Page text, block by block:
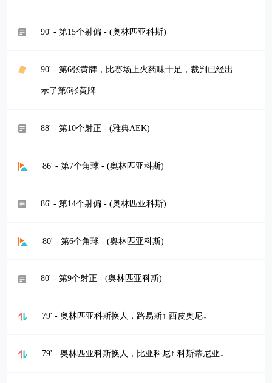
90' - 第15个射偏 - (奥林匹亚科斯)
90' - 第6张黄牌，比赛场上火药味十足，裁判已经出
示了第6张黄牌
88' - 第10个射正 - (雅典AEK)
86' - 第7个角球 - (奥林匹亚科斯)
86' - 第14个射偏 - (奥林匹亚科斯)
80' - 第6个角球 - (奥林匹亚科斯)
80' - 第9个射正 - (奥林匹亚科斯)
79' - 奥林匹亚科斯换人，路易斯↑ 西皮奥尼↓
79' - 奥林匹亚科斯换人，比亚科尼↑ 科斯蒂尼亚↓